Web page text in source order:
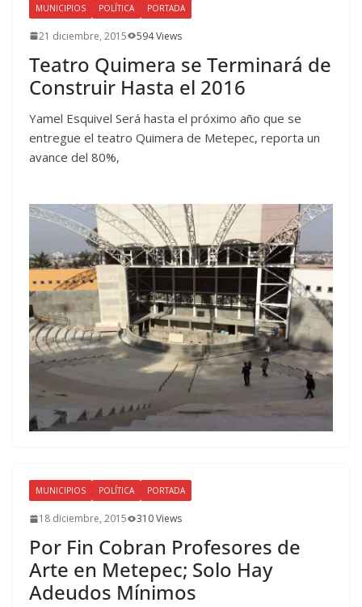
MUNICIPIOS POLÍTICA PORTADA
21 diciembre, 2015 594 Views
Teatro Quimera se Terminará de
Construir Hasta el 2016
Yamel Esquivel Será hasta el próximo año que se
entregue el teatro Quimera de Metepec, reporta un
avance del 80%,
MUNICIPIOS POLÍTICA PORTADA
18 diciembre, 2015 310 Views
Por Fin Cobran Profesores de
Arte en Metepec; Solo Hay
Adeudos Mínimos